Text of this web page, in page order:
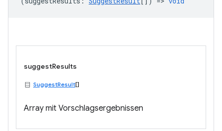
suggestResults
SuggestResult[]
Array mit Vorschlagsergebnissen